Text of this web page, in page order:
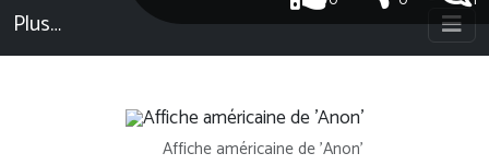
Plus…
Affiche américaine de 'Anon'